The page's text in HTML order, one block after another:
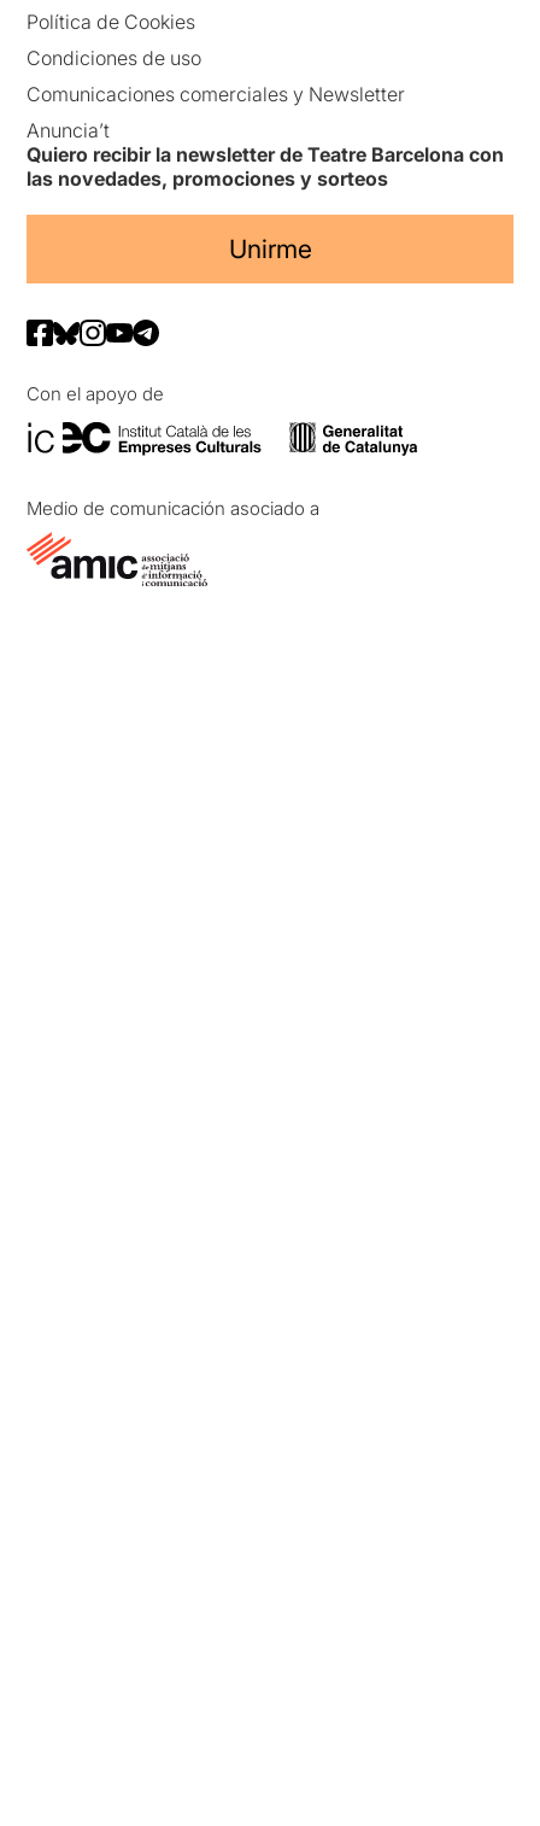
Política de Cookies
Condiciones de uso
Comunicaciones comerciales y Newsletter
Anuncia’t
Quiero recibir la newsletter de Teatre Barcelona con
las novedades, promociones y sorteos
Unirme
Con el apoyo de
Medio de comunicación asociado a